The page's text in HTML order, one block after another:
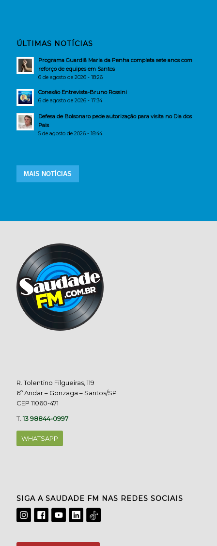
ÚLTIMAS NOTÍCIAS
Programa Guardiã Maria da Penha completa sete anos com
reforço de equipes em Santos
6 de agosto de 2026 - 18:26
Conexão Entrevista-Bruno Rossini
6 de agosto de 2026 - 17:34
Defesa de Bolsonaro pede autorização para visita no Dia dos
Pais
5 de agosto de 2026 - 18:44
MAIS NOTÍCIAS
R. Tolentino Filgueiras, 119
6º Andar – Gonzaga – Santos/SP
CEP 11060-471
T.13 98844-0997
WHATSAPP
SIGA A SAUDADE FM NAS REDES SOCIAIS